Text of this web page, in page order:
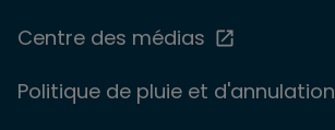
Centre des médias
Politique de pluie et d'annulation